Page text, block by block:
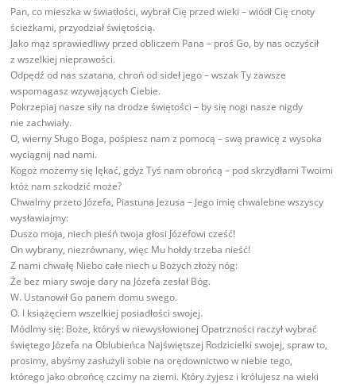
Pan, co mieszka w światłości, wybrał Cię przed wieki – wiódł Cię cnoty
ścieżkami, przyodział świętością.
Jako mąż sprawiedliwy przed obliczem Pana – proś Go, by nas oczyścił
z wszelkiej nieprawości.
Odpędź od nas szatana, chroń od sideł jego – wszak Ty zawsze
wspomagasz wzywających Ciebie.
Pokrzepiaj nasze siły na drodze świętości – by się nogi nasze nigdy
nie zachwiały.
O, wierny Sługo Boga, pośpiesz nam z pomocą – swą prawicę z wysoka
wyciągnij nad nami.
Kogoż możemy się lękać, gdyż Tyś nam obrońcą – pod skrzydłami Twoimi
któż nam szkodzić może?
Chwalmy przeto Józefa, Piastuna Jezusa – Jego imię chwalebne wszyscy
wysławiajmy:
Duszo moja, niech pieśń twoja głosi Józefowi cześć!
On wybrany, niezrównany, więc Mu hołdy trzeba nieść!
Z nami chwałę Niebo całe niech u Bożych złoży nóg:
Że bez miary swoje dary na Józefa zesłał Bóg.
W. Ustanowił Go panem domu swego.
O. I książęciem wszelkiej posiadłości swojej.
Módlmy się: Boże, któryś w niewysłowionej Opatrzności raczył wybrać
świętego Józefa na Oblubieńca Najświętszej Rodzicielki swojej, spraw to,
prosimy, abyśmy zasłużyli sobie na orędownictwo w niebie tego,
którego jako obrońcę czcimy na ziemi. Który żyjesz i królujesz na wieki